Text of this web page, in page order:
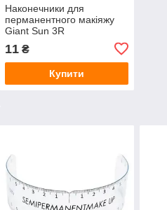
Наконечники для
перманентного макіяжу
Giant Sun 3R
11₴
Купити